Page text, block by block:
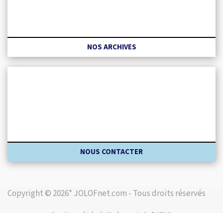
NOS ARCHIVES
NOUS CONTACTER
Copyright © 2026* JOLOFnet.com - Tous droits réservés